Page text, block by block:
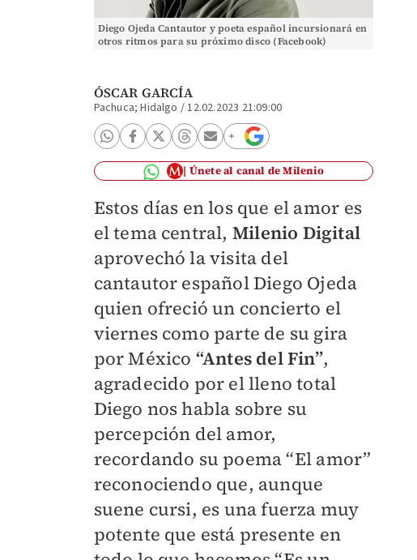
Diego Ojeda Cantautor y poeta español incursionará en
otros ritmos para su próximo disco (Facebook)
ÓSCAR GARCÍA
Pachuca; Hidalgo /12.02.2023 21:09:00
Únete al canal de Milenio
Estos días en los que el amor es
el tema central, Milenio Digital
aprovechó la visita del
cantautor español Diego Ojeda
quien ofreció un concierto el
viernes como parte de su gira
por México “Antes del Fin”,
agradecido por el lleno total
Diego nos habla sobre su
percepción del amor,
recordando su poema “El amor”
reconociendo que, aunque
suene cursi, es una fuerza muy
potente que está presente en